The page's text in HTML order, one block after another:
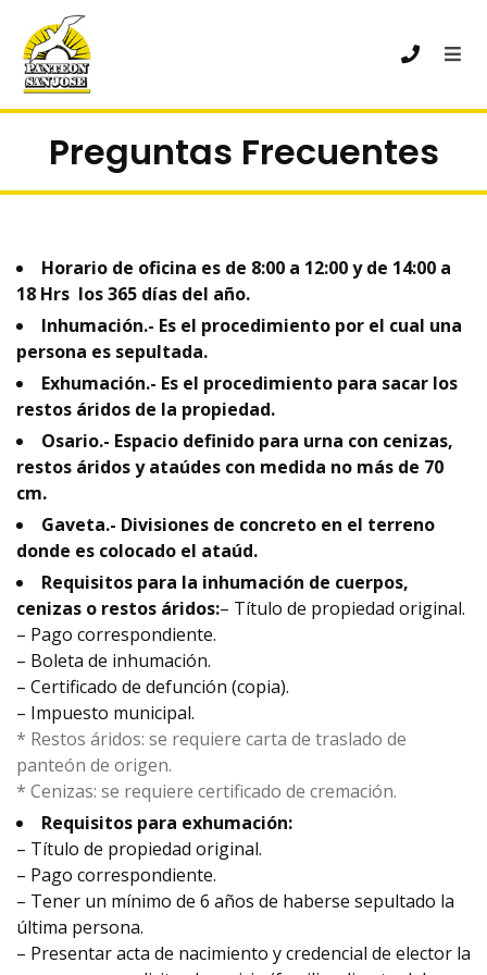
Preguntas Frecuentes
Horario de oficina es de 8:00 a 12:00 y de 14:00 a
18 Hrs los 365 días del año.
Inhumación.- Es el procedimiento por el cual una
persona es sepultada.
Exhumación.- Es el procedimiento para sacar los
restos áridos de la propiedad.
Osario.- Espacio definido para urna con cenizas,
restos áridos y ataúdes con medida no más de 70
cm.
Gaveta.- Divisiones de concreto en el terreno
donde es colocado el ataúd.
Requisitos para la inhumación de cuerpos,
cenizas o restos áridos:– Título de propiedad original.
– Pago correspondiente.
– Boleta de inhumación.
– Certificado de defunción (copia).
– Impuesto municipal.
* Restos áridos: se requiere carta de traslado de
panteón de origen.
* Cenizas: se requiere certificado de cremación.
Requisitos para exhumación:
– Título de propiedad original.
– Pago correspondiente.
– Tener un mínimo de 6 años de haberse sepultado la
última persona.
– Presentar acta de nacimiento y credencial de elector la